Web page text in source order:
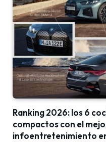
Ranking 2026: los 6
compactos con el
infoentretenimiento